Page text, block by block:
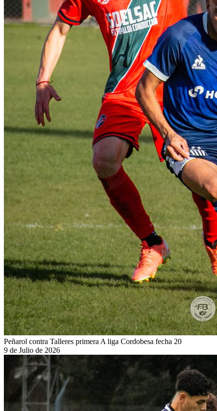
Peñarol contra Talleres primera A liga Cordobesa fecha 20
9 de Julio de 2026